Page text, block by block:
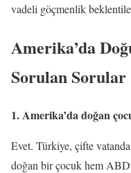
vadeli göçmenlik
Amerika’da
Sorulan Sorular
1. Amerika’da doğan
Evet. Türkiye, çifte
doğan bir çocuk hem